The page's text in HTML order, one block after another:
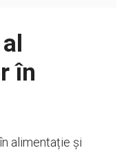
în
alimentație și